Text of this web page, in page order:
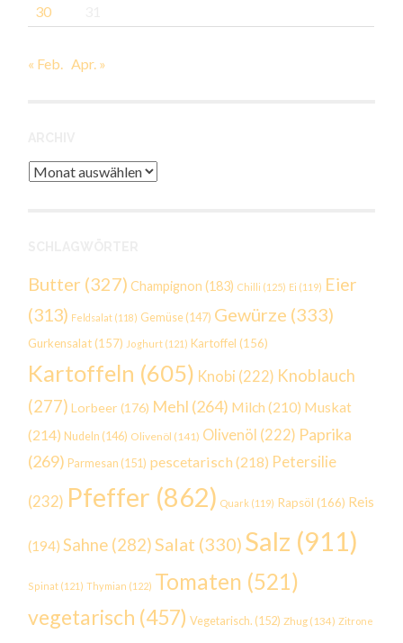
30
« Feb. Apr. »
Archiv
Butter (327) Champignon (183) Chilli (125) Ei (119) Eier
(313) Feldsalat (118) Gemüse (147) Gewürze (333)
Gurkensalat (157) Joghurt (121) Kartoffel (156)
Kartoffeln (605) Knobi (222) Knoblauch
(277) Lorbeer (176) Mehl (264) Milch (210) Muskat
(214) Nudeln (146) Olivenöl (141) Olivenöl (222) Paprika
(269) Parmesan (151) pescetarisch (218) Petersilie
(232) Pfeffer (862) Quark (119) Rapsöl (166) Reis
(194) Sahne (282) Salat (330) Salz (911)
Spinat (121) Thymian (122) Tomaten (521)
vegetarisch (457) Vegetarisch. (152) Zhug (134) Zitrone